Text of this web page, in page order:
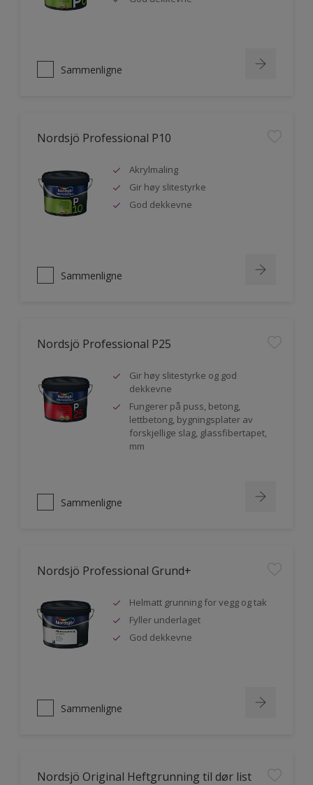
Sammenligne
Nordsjö Professional P10
Akrylmaling
Gir høy slitestyrke
God dekkevne
Sammenligne
Nordsjö Professional P25
Gir høy slitestyrke og god
dekkevne
Fungerer på puss, betong,
lettbetong, bygningsplater av
forskjellige slag, glassfibertapet,
mm
Sammenligne
Nordsjö Professional Grund+
Helmatt grunning for vegg og tak
Fyller underlaget
God dekkevne
Sammenligne
Nordsjö Original Heftgrunning til dør list